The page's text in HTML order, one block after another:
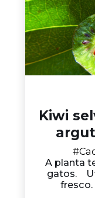
Kiwi
A planta
gatos.
fresco.